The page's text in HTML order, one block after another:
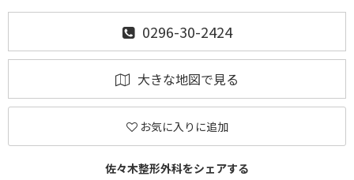
0296-30-2424
大きな地図で見る
お気に入りに追加
佐々木整形外科をシェアする